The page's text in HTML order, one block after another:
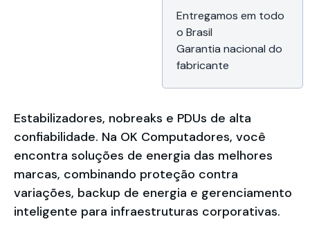
tomadas de 20A),
Garantia de 18
meses da SMS do
Brasil (1 ano + 6
meses mediante
Entregamos em todo
o Brasil
Garantia nacional do
fabricante
Estabilizadores, nobreaks e PDUs de alta
confiabilidade. Na OK Computadores, você
encontra soluções de energia das melhores
marcas, combinando proteção contra
variações, backup de energia e gerenciamento
inteligente para infraestruturas corporativas.